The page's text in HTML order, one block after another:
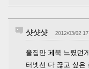
샷샷샷 2012/03/02
울집만 페북 느렸던
터넷선 다 끊고 싶은